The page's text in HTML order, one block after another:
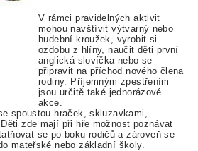
V rámci pravidelných aktivit
mohou navštívit výtvarný nebo
hudební kroužek, vyrobit si
ozdobu z hlíny, naučit děti první
anglická slovíčka nebo se
připravit na příchod nového člena
rodiny. Příjemným zpestřením
jsou určitě také jednorázové
akce.
spoustou hraček, skluzavkami,
zde mají při hře možnost poznávat
se po boku rodičů a zároveň se
mateřské nebo základní školy.